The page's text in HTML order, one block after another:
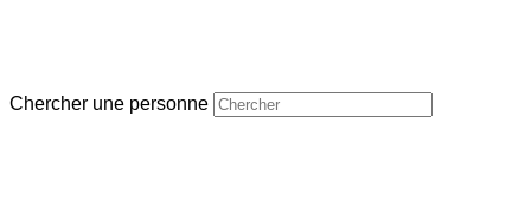
Chercher une personne